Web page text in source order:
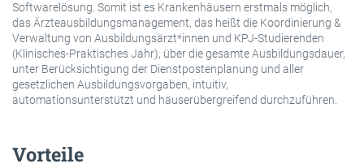
Softwarelösung. Somit ist es Krankenhäusern erstmals möglich,
das Ärzteausbildungsmanagement, das heißt die Koordinierung &
Verwaltung von Ausbildungsärzt*innen und KPJ-Studierenden
(Klinisches-Praktisches Jahr), über die gesamte Ausbildungsdauer,
unter Berücksichtigung der Dienstpostenplanung und aller
gesetzlichen Ausbildungsvorgaben, intuitiv,
automationsunterstützt und häuserübergreifend durchzuführen.
Vorteile